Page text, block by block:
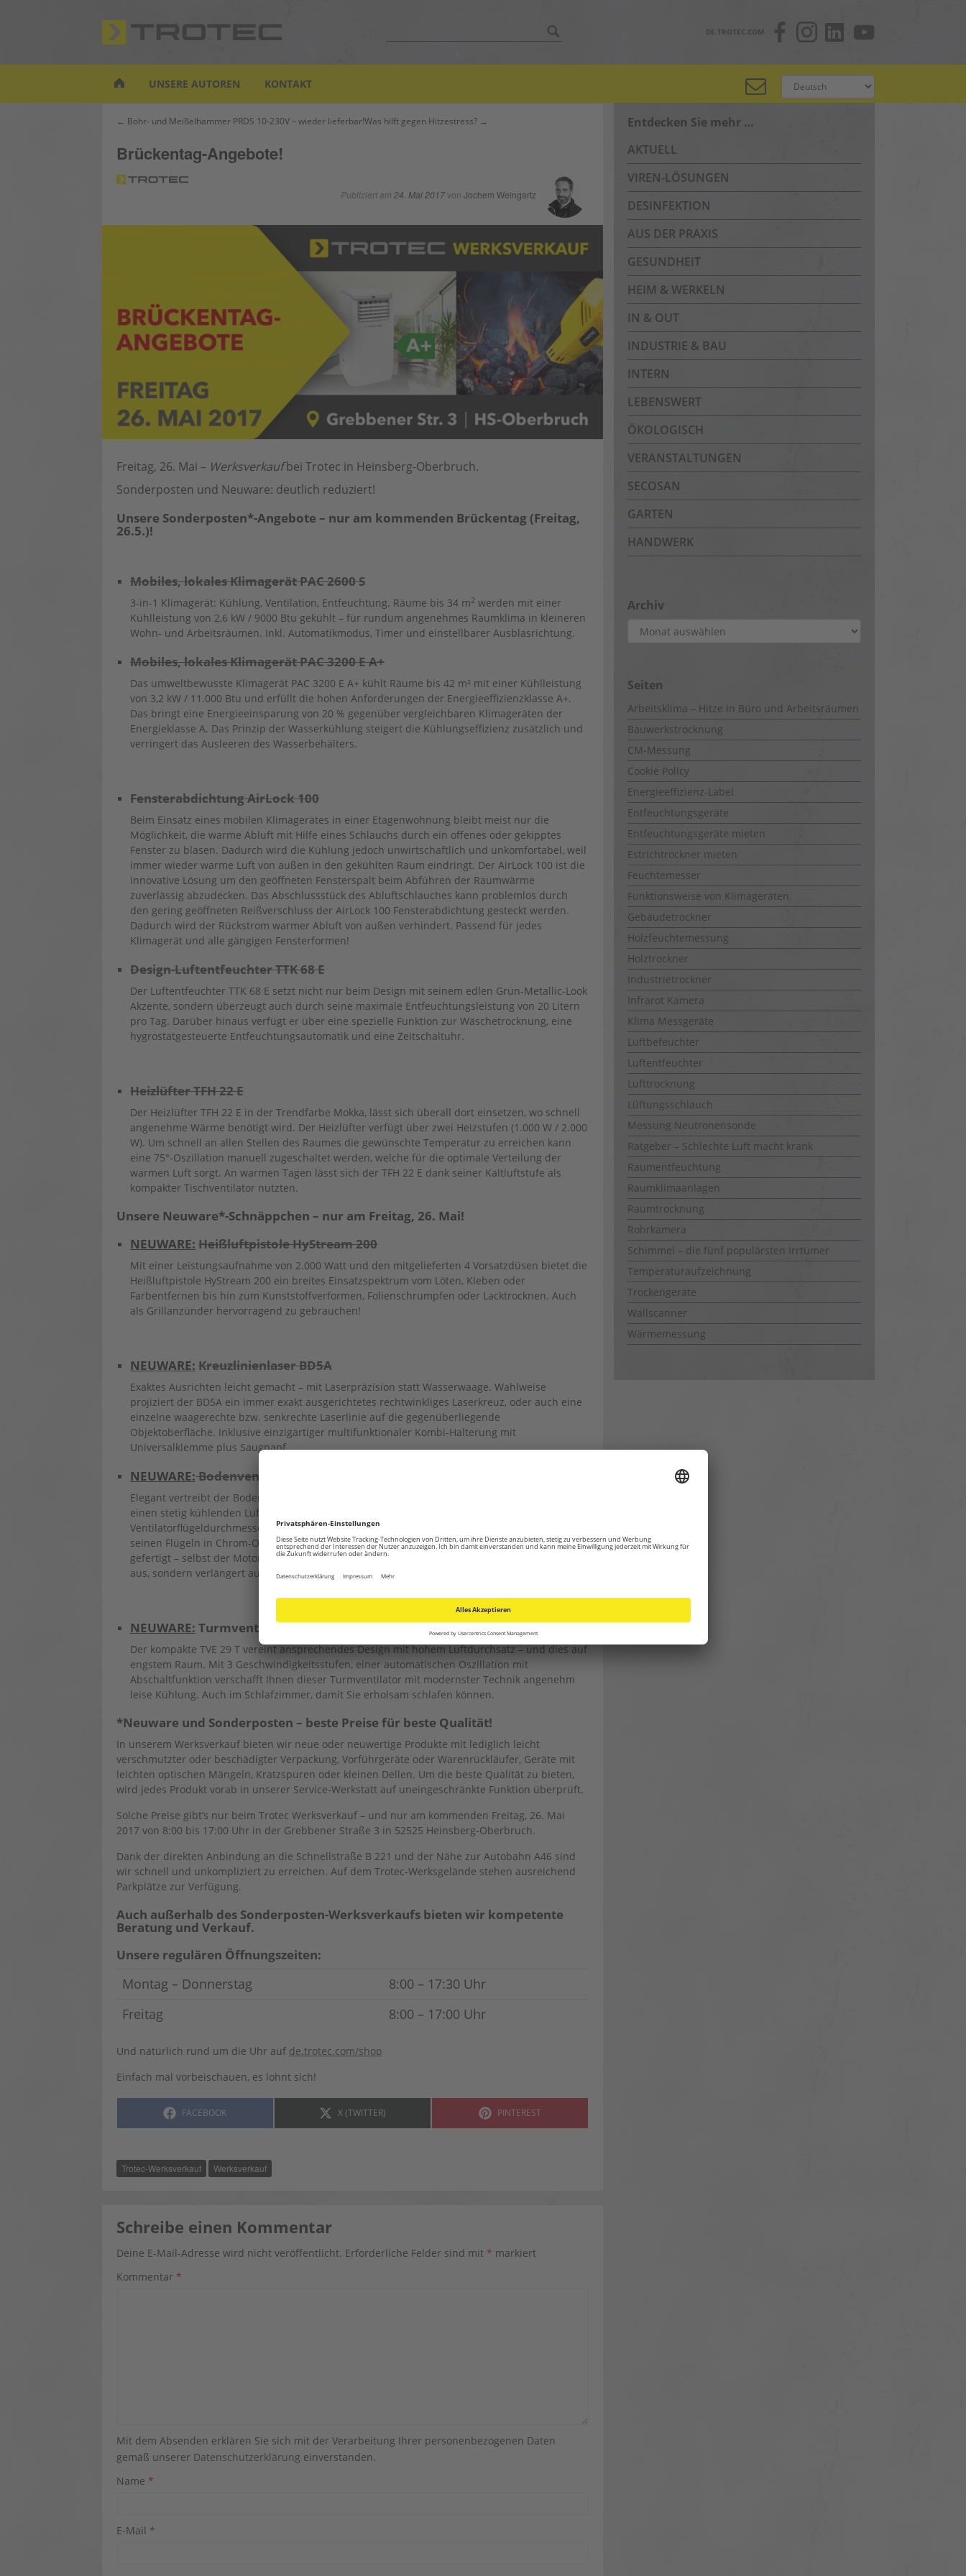
m
DE.TROTEC.COM
UNSERE AUTOREN KONTAKT
Beitrags-
← Bohr- und Meißelhammer PRDS 10-230V – wieder lieferbar!Was hilft gegen Hitzestress? →
Brückentag-Angebote!
Publiziert am 24. Mai 2017von Jochem Weingartz
Freitag, 26. Mai – Werksverkaufbei Trotec in Heinsberg-Oberbruch.
Sonderposten und Neuware: deutlich reduziert!
Unsere Sonderposten*-Angebote – nur am kommenden Brückentag (Freitag,
26.5.)!
Mobiles, lokales Klimagerät PAC 2600 S
3-in-1 Klimagerät: Kühlung, Ventilation, Entfeuchtung. Räume bis 34 m2 werden mit einer
Kühlleistung von 2,6 kW / 9000 Btu gekühlt – für rundum angenehmes Raumklima in kleineren
Wohn- und Arbeitsräumen. Inkl. Automatikmodus, Timer und einstellbarer Ausblasrichtung.
Mobiles, lokales Klimagerät PAC 3200 E A+
Das umweltbewusste Klimagerät PAC 3200 E A+ kühlt Räume bis 42 m² mit einer Kühlleistung
von 3,2 kW / 11.000 Btu und erfüllt die hohen Anforderungen der Energieeffizienzklasse A+.
Das bringt eine Energieeinsparung von 20 % gegenüber vergleichbaren Klimageräten der
Energieklasse A. Das Prinzip der Wasserkühlung steigert die Kühlungseffizienz zusätzlich und
verringert das Ausleeren des Wasserbehälters.
Fensterabdichtung AirLock 100
Beim Einsatz eines mobilen Klimagerätes in einer Etagenwohnung bleibt meist nur die
Möglichkeit, die warme Abluft mit Hilfe eines Schlauchs durch ein offenes oder gekipptes
Fenster zu blasen. Dadurch wird die Kühlung jedoch unwirtschaftlich und unkomfortabel, weil
immer wieder warme Luft von außen in den gekühlten Raum eindringt. Der AirLock 100 ist die
innovative Lösung um den geöffneten Fensterspalt beim Abführen der Raumwärme
zuverlässig abzudecken. Das Abschlussstück des Abluftschlauches kann problemlos durch
den gering geöffneten Reißverschluss der AirLock 100 Fensterabdichtung gesteckt werden.
Dadurch wird der Rückstrom warmer Abluft von außen verhindert. Passend für jedes
Klimagerät und alle gängigen Fensterformen!
Design-Luftentfeuchter TTK 68 E
Der Luftentfeuchter TTK 68 E setzt nicht nur beim Design mit seinem edlen Grün-Metallic-Look
Akzente, sondern überzeugt auch durch seine maximale Entfeuchtungsleistung von 20 Litern
pro Tag. Darüber hinaus verfügt er über eine spezielle Funktion zur Wäschetrocknung, eine
hygrostatgesteuerte Entfeuchtungsautomatik und eine Zeitschaltuhr.
Heizlüfter TFH 22 E
Der Heizlüfter TFH 22 E in der Trendfarbe Mokka, lässt sich überall dort einsetzen, wo schnell
angenehme Wärme benötigt wird. Der Heizlüfter verfügt über zwei Heizstufen (1.000 W / 2.000
W). Um schnell an allen Stellen des Raumes die gewünschte Temperatur zu erreichen kann
eine 75°-Oszillation manuell zugeschaltet werden, welche für die optimale Verteilung der
warmen Luft sorgt. An warmen Tagen lässt sich der TFH 22 E dank seiner Kaltluftstufe als
kompakter Tischventilator nutzten.
Unsere Neuware*-Schnäppchen – nur am Freitag, 26. Mai!
NEUWARE: Heißluftpistole HyStream 200
Mit einer Leistungsaufnahme von 2.000 Watt und den mitgelieferten 4 Vorsatzdüsen bietet die
Heißluftpistole HyStream 200 ein breites Einsatzspektrum vom Löten, Kleben oder
Farbentfernen bis hin zum Kunststoffverformen, Folienschrumpfen oder Lacktrocknen. Auch
als Grillanzünder hervorragend zu gebrauchen!
NEUWARE: Kreuzlinienlaser BD5A
Exaktes Ausrichten leicht gemacht – mit Laserpräzision statt Wasserwaage. Wahlweise
projiziert der BD5A ein immer exakt ausgerichtetes rechtwinkliges Laserkreuz, oder auch eine
einzelne waagerechte bzw. senkrechte Laserlinie auf die gegenüberliegende
Objektoberfläche. Inklusive einzigartiger multifunktionaler Kombi-Halterung mit
Universalklemme plus Saugnapf.
NEUWARE:Bodenventilator TVM 12
Elegant vertreibt der Bodenventilator TVM 12 im Retro-Design die warme Luft und sorgt für
einen stetig kühlenden Luftstrom. Mit seiner 55 Watt Leistung und einem
Ventilatorflügeldurchmesser von 30 cm ist er unauffällig und trotzdem effektiv. Er ist von
seinen Flügeln in Chrom-Optik bis zum ebenfalls verchromten Standbügel komplett aus Metall
gefertigt – selbst der Motor ist mit einer Kupfer-Spule ausgerüstet. Das sieht nicht nur edel
aus, sondern verlängert auch die Lebensdauer des gesamten Gerätes.
NEUWARE: Turmventilator TVE 29 T
Der kompakte TVE 29 T vereint ansprechendes Design mit hohem Luftdurchsatz – und dies auf
engstem Raum. Mit 3 Geschwindigkeitsstufen, einer automatischen Oszillation mit
Abschaltfunktion verschafft Ihnen dieser Turmventilator mit modernster Technik angenehm
leise Kühlung. Auch im Schlafzimmer, damit Sie erholsam schlafen können.
*Neuware und Sonderposten – beste Preise für beste Qualität!
In unserem Werksverkauf bieten wir neue oder neuwertige Produkte mit lediglich leicht
verschmutzter oder beschädigter Verpackung, Vorführgeräte oder Warenrückläufer, Geräte mit
leichten optischen Mängeln, Kratzspuren oder kleinen Dellen. Um die beste Qualität zu bieten,
wird jedes Produkt vorab in unserer Service-Werkstatt auf uneingeschränkte Funktion überprüft.
Solche Preise gibt’s nur beim Trotec Werksverkauf – und nur am kommenden Freitag, 26. Mai
2017 von 8:00 bis 17:00 Uhr in der Grebbener Straße 3 in 52525 Heinsberg-Oberbruch.
Dank der direkten Anbindung an die Schnellstraße B 221 und der Nähe zur Autobahn A46 sind
wir schnell und unkompliziert zu erreichen. Auf dem Trotec-Werksgelände stehen ausreichend
Parkplätze zur Verfügung.
Auch außerhalb des Sonderposten-Werksverkaufs bieten wir kompetente
Beratung und Verkauf.
Unsere regulären Öffnungszeiten:
Montag – Donnerstag
8:00 – 17:30 Uhr
Freitag
8:00 – 17:00 Uhr
Und natürlich rund um die Uhr auf de.trotec.com/shop
Einfach mal vorbeischauen, es lohnt sich!
SHARE
FACEBOOK SHARE
ON
X (TWITTER) SHARE
PINTEREST
Trotec-Werksverkauf Werksverkauf
Schreibe einen Kommentar
Deine E-Mail-Adresse wird nicht veröffentlicht. Erforderliche Felder sind mit * markiert
Kommentar *
Mit dem Absenden erklären Sie sich mit der Verarbeitung Ihrer personenbezogenen Daten
gemäß unserer Datenschutzerklärung einverstanden.
Name *
E-Mail *
Entdecken Sie mehr …
AKTUELL
VIREN-LÖSUNGEN
DESINFEKTION
AUS DER PRAXIS
GESUNDHEIT
HEIM & WERKELN
IN & OUT
INDUSTRIE & BAU
INTERN
LEBENSWERT
ÖKOLOGISCH
VERANSTALTUNGEN
SECOSAN
GARTEN
HANDWERK
Archiv
Archiv
Seiten
Arbeitsklima – Hitze in Büro und Arbeitsräumen
Bauwerkstrocknung
CM-Messung
Cookie Policy
Energieeffizienz-Label
Entfeuchtungsgeräte
Entfeuchtungsgeräte mieten
Estrichtrockner mieten
Feuchtemesser
Funktionsweise von Klimageräten
Gebäudetrockner
Holzfeuchtemessung
Holztrockner
Industrietrockner
Infrarot Kamera
Klima Messgeräte
Luftbefeuchter
Luftentfeuchter
Lufttrocknung
Lüftungsschlauch
Messung Neutronensonde
Ratgeber – Schlechte Luft macht krank
Raumentfeuchtung
Raumklimaanlagen
Raumtrocknung
Rohrkamera
Schimmel – die fünf populärsten Irrtümer
Temperaturaufzeichnung
Trockengeräte
Wallscanner
Wärmemessung